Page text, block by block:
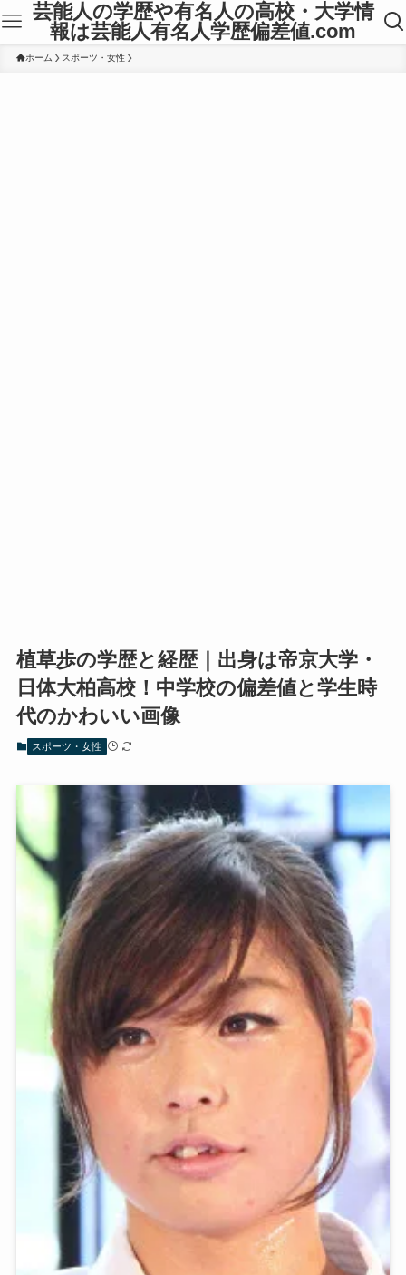
芸能人の学歴や有名人の高校・大学情
報は芸能人有名人学歴偏差値.com
ホーム スポーツ・女性
植草歩の学歴と経歴｜出身は帝京大学・
日体大柏高校！中学校の偏差値と学生時
代のかわいい画像
スポーツ・女性